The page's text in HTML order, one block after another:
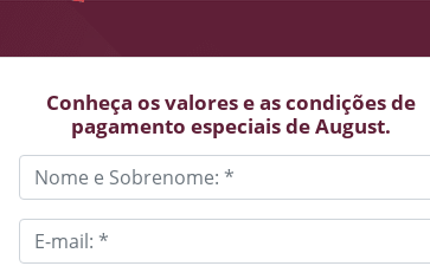
Conheça os valores e as condições de
pagamento especiais de August.